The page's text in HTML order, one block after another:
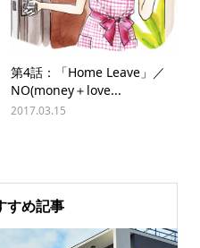
第4話：「Home Leave」／
NO(money＋love...
2017.03.15
すめ記事